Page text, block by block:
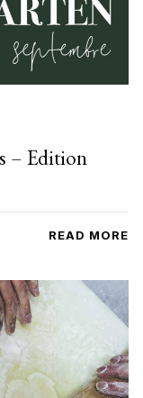
– Edition
READ MORE